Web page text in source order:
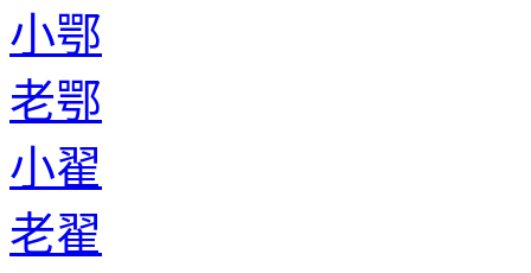
小鄂
老鄂
小翟
老翟